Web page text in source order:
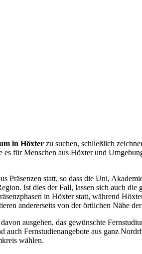
in Höxter zu suchen, schließlich
für Menschen aus Höxter und
Präsenzen statt, so dass die Uni,
Ist dies der Fall, lassen sich auch
in Höxter statt, während
andererseits von der örtlichen Nähe
ausgehen, das gewünschte
Fernstudienangebote aus ganz
wählen.